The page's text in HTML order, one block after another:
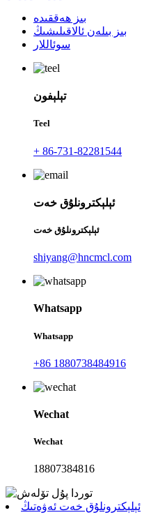
بىز ھەققىدە
بىز بىلەن ئالاقىلىشىڭ
سوئاللار
تېلېفون
Teel
+ 86-731-82281544
ئېلېكترونلۇق خەت
ئېلېكترونلۇق خەت
shiyang@hncmcl.com
Whatsapp
Whatsapp
+86 1880738484916
Wechat
Wechat
18807384816
ئېلېكترونلۇق خەت ئەۋەتىڭ